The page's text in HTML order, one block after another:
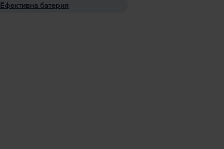
Ефективна батерия